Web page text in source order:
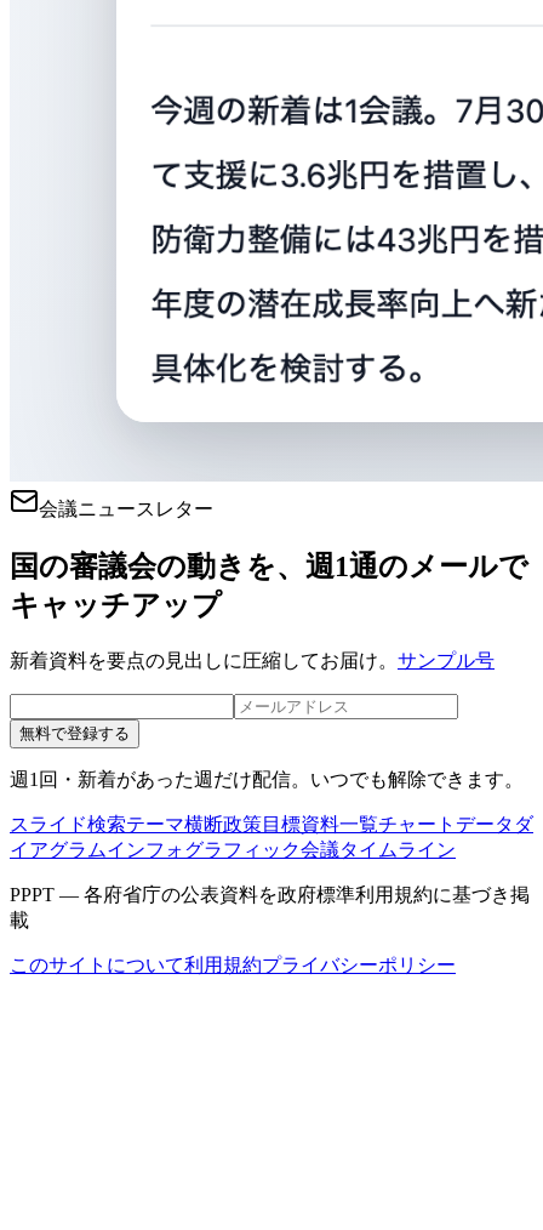
会議ニュースレター
国の審議会の動きを、週1通のメールで
キャッチアップ
新着資料を要点の見出しに圧縮してお届け。 サンプル号
無料で登録する
週1回・新着があった週だけ配信。いつでも解除できます。
スライド検索テーマ横断政策目標資料一覧チャートデータ ダ
イアグラムインフォグラフィック会議タイムライン
PPPT — 各府省庁の公表資料を政府標準利用規約に基づき掲
載
このサイトについて利用規約プライバシーポリシー